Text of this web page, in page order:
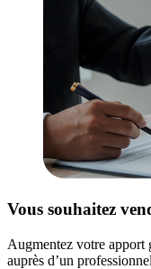
Vous souhaitez
Augmentez votre apport
auprès d’un